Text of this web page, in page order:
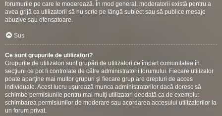
forumurile pe care le moderează. În mod general, moderatorii există pentru a
avea grijă ca utilizatorii să nu scrie pe lângă subiect sau să publice mesaje
abuzive sau ofensatoare.
Sus
Ce sunt grupurile de utilizatori?
Grupurile de utilizatori sunt grupări de utilizatori ce împart comunitatea în
secţiuni ce pot fi controlate de către administratorii forumului. Fiecare utilizator
poate aparţine mai multor grupuri şi fiecare grup are drepturi de acces
individuale. Acest lucru uşurează munca administratorilor dacă doresc să
schimbe permisiunile pentru mai mulţi utilizatori deodată ca de exemplu:
schimbarea permisiunilor de moderare sau acordarea accesului utilizatorilor la
un forum privat.